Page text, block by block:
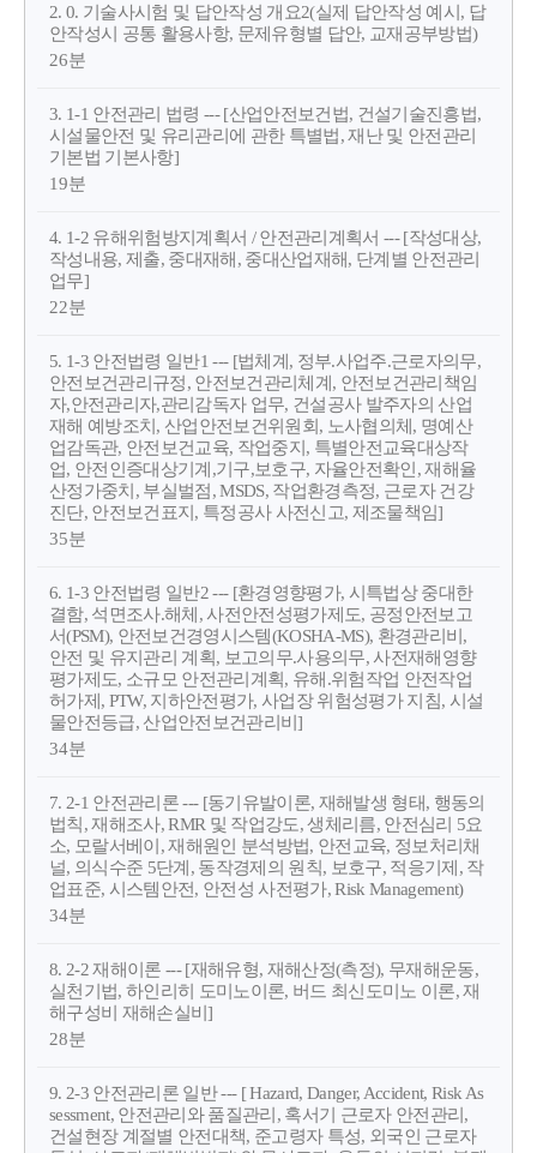
2. 0. 기술사시험 및 답안작성 개요2(실제 답안작성 예시, 답
안작성시 공통 활용사항, 문제유형별 답안, 교재공부방법)
26분
3. 1-1 안전관리 법령 --- [산업안전보건법, 건설기술진흥법,
시설물안전 및 유리관리에 관한 특별법, 재난 및 안전관리
기본법 기본사항]
19분
4. 1-2 유해위험방지계획서 / 안전관리계획서 --- [작성대상,
작성내용, 제출, 중대재해, 중대산업재해, 단계별 안전관리
업무]
22분
5. 1-3 안전법령 일반1 --- [법체계, 정부.사업주.근로자의무,
안전보건관리규정, 안전보건관리체계, 안전보건관리책임
자,안전관리자,관리감독자 업무, 건설공사 발주자의 산업
재해 예방조치, 산업안전보건위원회, 노사협의체, 명예산
업감독관, 안전보건교육, 작업중지, 특별안전교육대상작
업, 안전인증대상기계,기구,보호구, 자율안전확인, 재해율
산정가중치, 부실벌점, MSDS, 작업환경측정, 근로자 건강
진단, 안전보건표지, 특정공사 사전신고, 제조물책임]
35분
6. 1-3 안전법령 일반2 --- [환경영향평가, 시특법상 중대한
결함, 석면조사.해체, 사전안전성평가제도, 공정안전보고
서(PSM), 안전보건경영시스템(KOSHA-MS), 환경관리비,
안전 및 유지관리 계획, 보고의무.사용의무, 사전재해영향
평가제도, 소규모 안전관리계획, 유해.위험작업 안전작업
허가제, PTW, 지하안전평가, 사업장 위험성평가 지침, 시설
물안전등급, 산업안전보건관리비]
34분
7. 2-1 안전관리론 --- [동기유발이론, 재해발생 형태, 행동의
법칙, 재해조사, RMR 및 작업강도, 생체리름, 안전심리 5요
소, 모랄서베이, 재해원인 분석방법, 안전교육, 정보처리채
널, 의식수준 5단계, 동작경제의 원칙, 보호구, 적응기제, 작
업표준, 시스템안전, 안전성 사전평가, Risk Management)
34분
8. 2-2 재해이론 --- [재해유형, 재해산정(측정), 무재해운동,
실천기법, 하인리히 도미노이론, 버드 최신도미노 이론, 재
해구성비 재해손실비]
28분
9. 2-3 안전관리론 일반 --- [ Hazard, Danger, Accident, Risk As
sessment, 안전관리와 품질관리, 혹서기 근로자 안전관리,
건설현장 계절별 안전대책, 준고령자 특성, 외국인 근로자